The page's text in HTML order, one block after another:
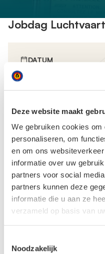
Deze website maakt
We gebruiken cookies
personaliseren, om
en om ons
informatie over uw
partners voor social
partners kunnen deze
informatie die u aan ze
verzameld op basis van
Noodzakelijk
Jobdag
DATUM
11 maart 2026
Beauvechain
Base Lt Col Charles Roman
Rue de la Grande Lecke
1320 Beauvechain
Ben je gepassioneerd door
helikopters? Wil je
vol afwisseling ontdekken in
van Defensie in Brussel, een
doel de verschillende